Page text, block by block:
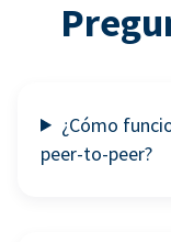
¿Cómo
peer-to-peer?